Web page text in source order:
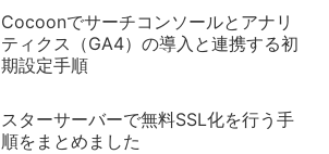
Cocoonでサーチコンソールとアナリ
ティクス（GA4）の導入と連携する初
期設定手順
スターサーバーで無料SSL化を行う手
順をまとめました